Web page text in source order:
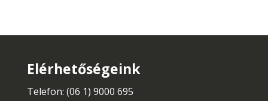
Elérhetőségeink
Telefon: (06 1) 9000 695